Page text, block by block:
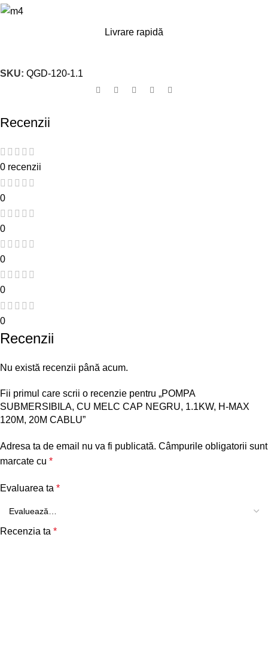
Livrare rapidă
SKU: QGD-120-1.1
Recenzii
0 recenzii
0
0
0
0
0
Recenzii
Nu există recenzii până acum.
Fii primul care scrii o recenzie pentru „POMPA
SUBMERSIBILA, CU MELC CAP NEGRU, 1.1KW, H-MAX
120M, 20M CABLU”
Adresa ta de email nu va fi publicată. Câmpurile obligatorii sunt
marcate cu *
Evaluarea ta *
Recenzia ta *